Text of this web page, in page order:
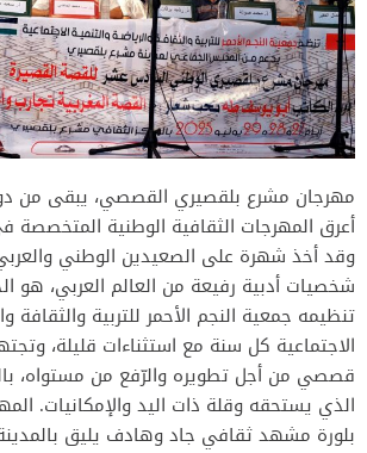
مهرجان مشرع بلقصيري القصصي، يبقى من
أعرق المهرجات الثقافية الوطنية المتخصصة
وقد أخذ شهرة على الصعيدين الوطني
شخصيات أدبية رفيعة من العالم العربي، هو
تنظيمه جمعية النجم الأحمر للتربية والثقافة
الاجتماعية كل سنة مع استثناءات قليلة،
قصصي من أجل تطويره والرّفع من مستواه،
الذي يستحقه وقلة ذات اليد والإمكانيات.
بلورة مشهد ثقافي جاد وهادف يليق